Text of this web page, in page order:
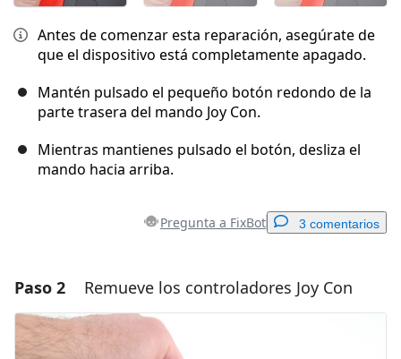
Antes de comenzar esta reparación, asegúrate de
que el dispositivo está completamente apagado.
Mantén pulsado el pequeño botón redondo de la
parte trasera del mando Joy Con.
Mientras mantienes pulsado el botón, desliza el
mando hacia arriba.
Pregunta a FixBot 3 comentarios
Agregar un comentario
Agregar Comentario
Paso 2 Remueve los controladores Joy Con